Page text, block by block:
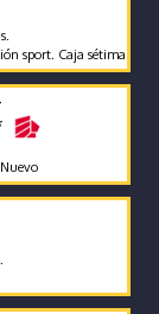
Caja sétima